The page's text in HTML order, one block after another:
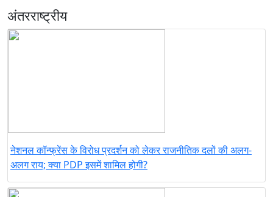
अंतरराष्ट्रीय
नेशनल कॉन्फ्रेंस के विरोध प्रदर्शन को लेकर राजनीतिक दलों की अलग-
अलग राय; क्या PDP इसमें शामिल होगी?